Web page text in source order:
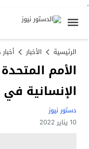
.
الرئيسية الأخبار
الأمم
الإنسانية
دستور نيوز
10 يناير 2022